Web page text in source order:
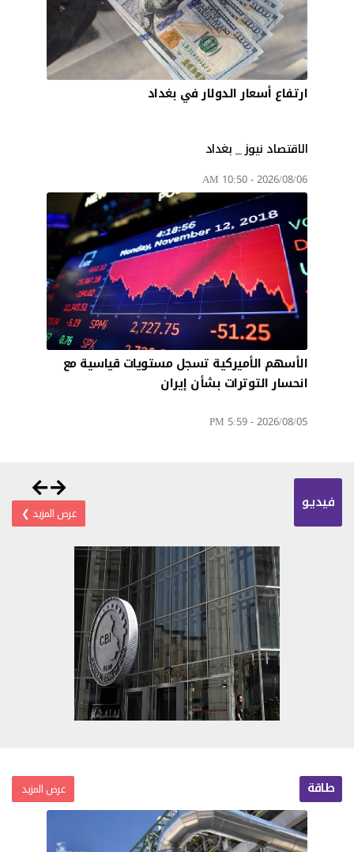
ارتفاع أسعار الدولار في بغداد
الاقتصاد نيوز _ بغداد
2026/08/06 - 10:50 AM
الأسهم الأميركية تسجل مستويات قياسية مع
انحسار التوترات بشأن إيران
2026/08/05 - 5:59 PM
فيديـو
عرض المزيد ❯
طاقة
عرض المزيد